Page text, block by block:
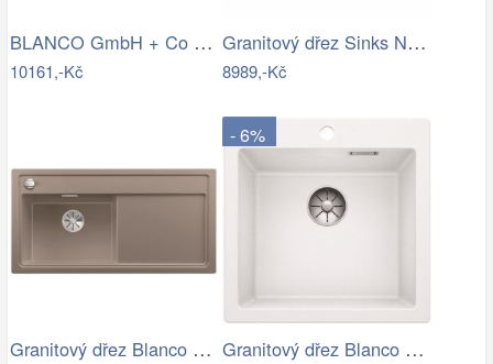
BLANCO GmbH + Co KG Granitový dřez…
10161,-Kč
Granitový dřez Sinks NAIKY 980…
8989,-Kč
Granitový dřez Blanco ZENAR XL 6 S…
- 6%
Granitový dřez Blanco PLEON 5 InFino…